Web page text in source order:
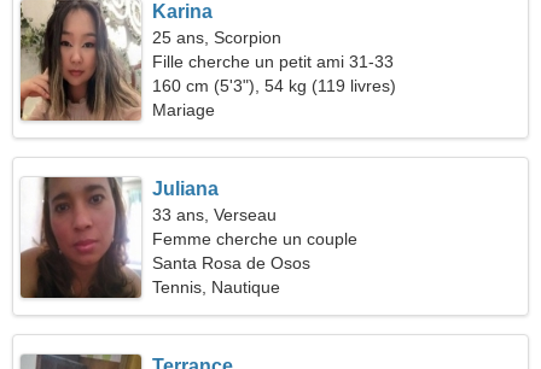
Karina
25 ans, Scorpion
Fille cherche un petit ami 31-33
160 cm (5'3"), 54 kg (119 livres)
Mariage
Juliana
33 ans, Verseau
Femme cherche un couple
Santa Rosa de Osos
Tennis, Nautique